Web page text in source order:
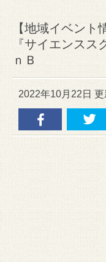
【地域イベント
『サイエンスス
ｎＢ
2022年10月22日 更